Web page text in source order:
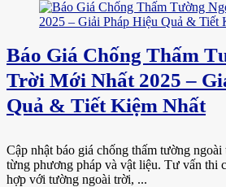
Báo Giá Chống Thấm
Trời Mới Nhất 2025 –
Quả & Tiết Kiệm Nhất
Cập nhật báo giá chống thấm tường
từng phương pháp và vật liệu. Tư vấn thi
hợp với tường ngoài trời, ...